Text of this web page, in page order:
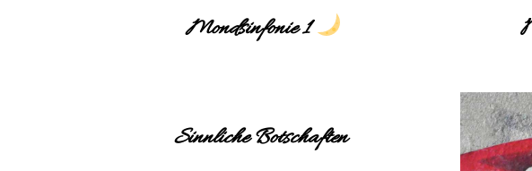
Mondsinfonie 1
Sinnliche Botschaften